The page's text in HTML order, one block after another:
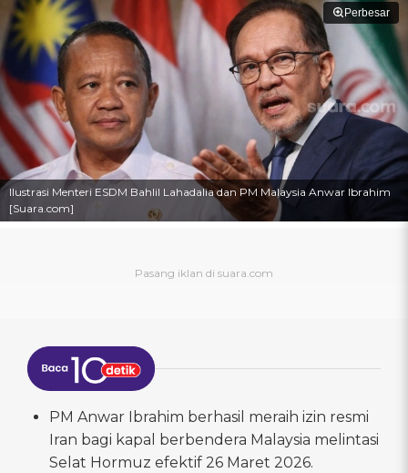
Perbesar
Ilustrasi Menteri ESDM Bahlil Lahadalia dan PM Malaysia Anwar Ibrahim
[Suara.com]
PM Anwar Ibrahim berhasil meraih izin resmi
Iran bagi kapal berbendera Malaysia melintasi
Selat Hormuz efektif 26 Maret 2026.